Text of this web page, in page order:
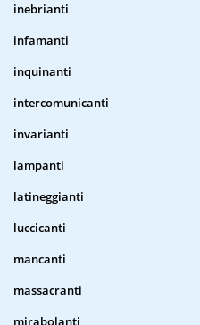
inebrianti
infamanti
inquinanti
intercomunicanti
invarianti
lampanti
latineggianti
luccicanti
mancanti
massacranti
mirabolanti